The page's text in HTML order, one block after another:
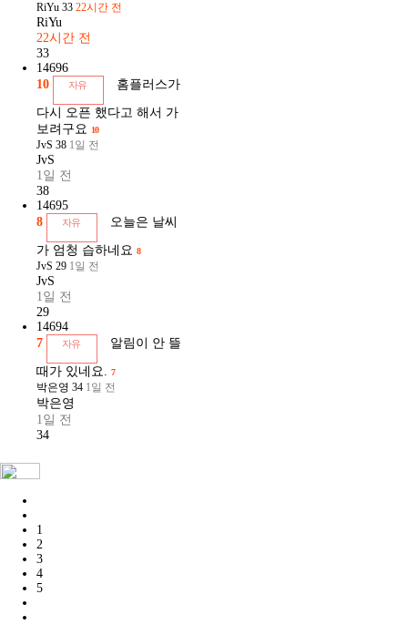
RiYu 33 22시간 전
RiYu
22시간 전
33
14696
10
자유 홈플러스가
다시 오픈 했다고 해서 가
보려구요 10
JvS 38 1일 전
JvS
1일 전
38
14695
8
자유 오늘은 날씨
가 엄청 습하네요 8
JvS 29 1일 전
JvS
1일 전
29
14694
7
자유 알림이 안 뜰
때가 있네요. 7
박은영 34 1일 전
박은영
1일 전
34
1
2
3
4
5